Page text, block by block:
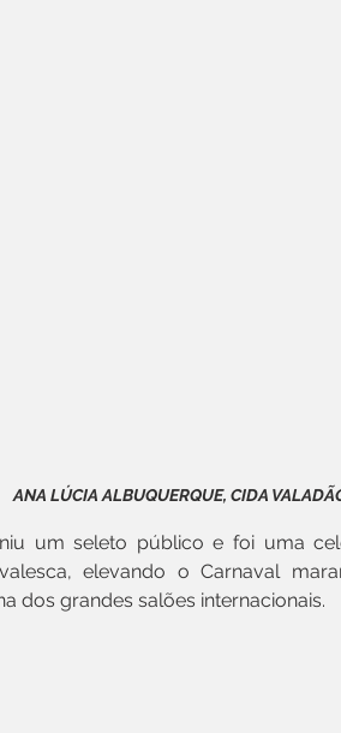
ANA LÚCIA ALBUQUERQUE, CIDA
um seleto público e foi uma
elevando o Carnaval
dos grandes salões internacionais.